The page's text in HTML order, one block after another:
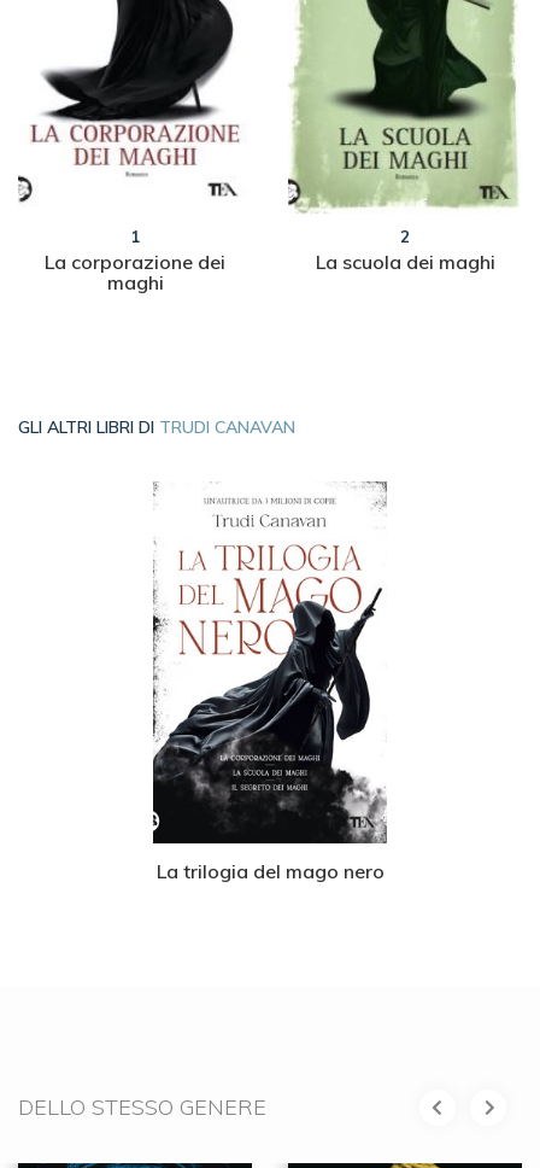
1
La corporazione dei
maghi
2
La scuola dei maghi
GLI ALTRI LIBRI DI TRUDI CANAVAN
La trilogia del mago nero
DELLO STESSO GENERE